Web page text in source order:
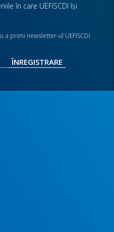
în care UEFISCDI îşi
primi newsletter-ul UEFISCDI